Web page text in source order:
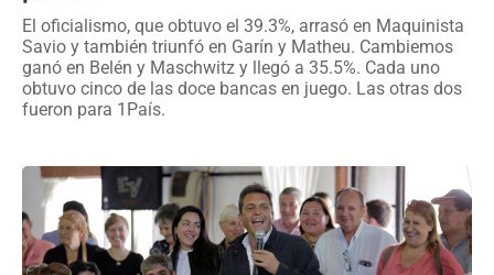
El oficialismo, que obtuvo el 39.3%, arrasó en Maquinista
Savio y también triunfó en Garín y Matheu. Cambiemos
ganó en Belén y Maschwitz y llegó a 35.5%. Cada uno
obtuvo cinco de las doce bancas en juego. Las otras dos
fueron para 1País.